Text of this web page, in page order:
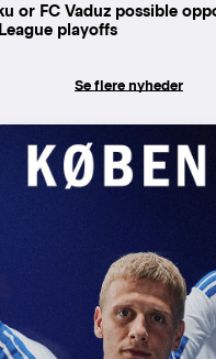
or FC Vaduz possible
playoffs
Se flere nyheder